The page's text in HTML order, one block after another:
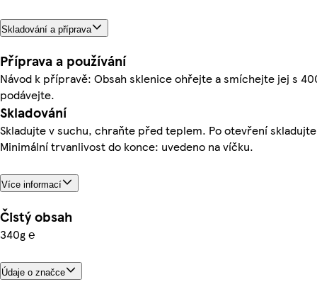
Skladování a příprava
Příprava a používání
Návod k přípravě: Obsah sklenice ohřejte a smíchejte jej s
podávejte.
Skladování
Skladujte v suchu, chraňte před teplem. Po otevření
Minimální trvanlivost do konce: uvedeno na víčku.
Více informací
Čistý obsah
340g ℮
Údaje o značce